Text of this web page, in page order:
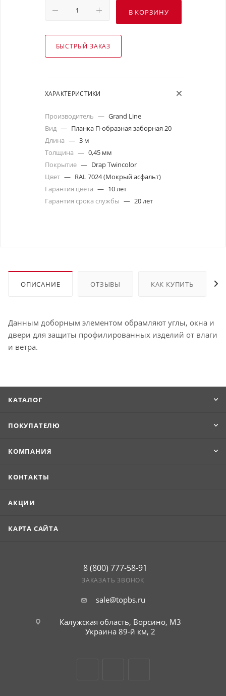
В КОРЗИНУ
БЫСТРЫЙ ЗАКАЗ
ХАРАКТЕРИСТИКИ
Производитель — Grand Line
Вид — Планка П-образная заборная 20
Длина — 3 м
Толщина — 0,45 мм
Покрытие — Drap Twincolor
Цвет — RAL 7024 (Мокрый асфальт)
Гарантия цвета — 10 лет
Гарантия срока службы — 20 лет
ОПИСАНИЕ ОТЗЫВЫ КАК КУПИТЬ
Данным доборным элементом обрамляют углы, окна и
двери для защиты профилированных изделий от влаги
и ветра.
КАТАЛОГ
ПОКУПАТЕЛЮ
КОМПАНИЯ
КОНТАКТЫ
АКЦИИ
КАРТА САЙТА
8 (800) 777-58-91
ЗАКАЗАТЬ ЗВОНОК
sale@topbs.ru
Калужская область, Ворсино, М3
Украина 89-й км, 2